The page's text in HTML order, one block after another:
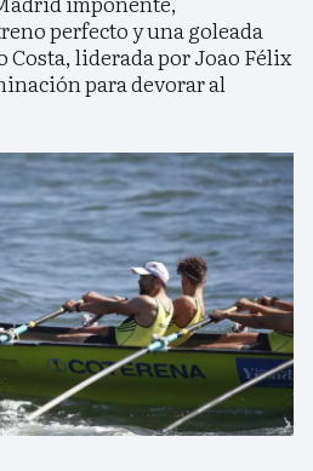
perfecto y una goleada
liderada por Joao Félix
para devorar al